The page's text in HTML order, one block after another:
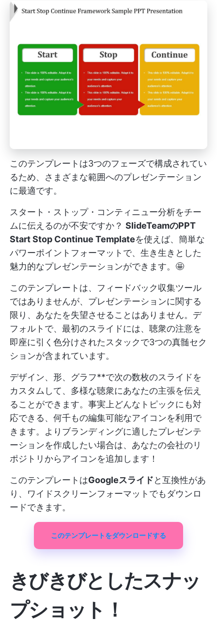
このテンプレートは3つのフェーズで構成されてい
るため、さまざまな範囲へのプレゼンテーション
に最適です。
スタート・ストップ・コンティニュー分析をチー
ムに伝えるのが不安ですか？ SlideTeamのPPT
Start Stop Continue Templateを使えば、簡単な
パワーポイントフォーマットで、生き生きとした
魅力的なプレゼンテーションができます。🤩
このテンプレートは、フィードバック収集ツール
ではありませんが、プレゼンテーションに関する
限り、あなたを失望させることはありません。デ
フォルトで、最初のスライドには、聴衆の注意を
即座に引く色分けされたスタックで3つの真髄セク
ションが含まれています。
デザイン、形、グラフ**で次の数枚のスライドを
カスタムして、多様な聴衆にあなたの主張を伝え
ることができます。事実上どんなトピックにも対
応できる、何千もの編集可能なアイコンを利用で
きます。よりブランディングに適したプレゼンテ
ーションを作成したい場合は、あなたの会社のリ
ポジトリからアイコンを追加します！
このテンプレートはGoogleスライドと互換性があ
り、ワイドスクリーンフォーマットでもダウンロ
ードできます。
このテンプレートをダウンロードする
きびきびとしたスナッ
プショット！